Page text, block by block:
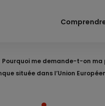
Pourquoi me demande-t-on ma
située dans l’Union